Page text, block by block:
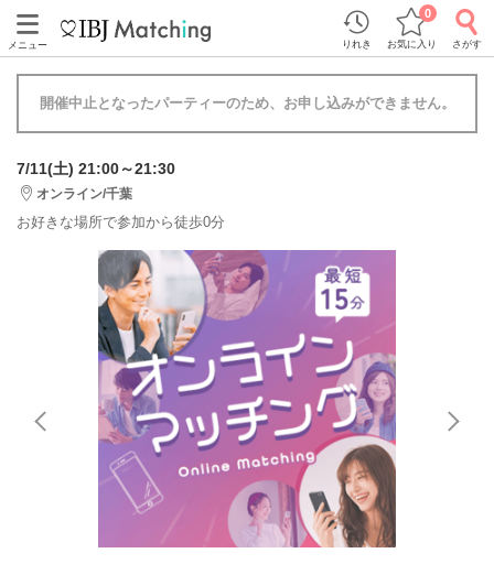
メニュー りれき お気に入り
0
さがす
開催中止となったパーティーのため、お申し込みができません。
7/11(土) 21:00～21:30
オンライン/千葉
お好きな場所で参加から徒歩0分